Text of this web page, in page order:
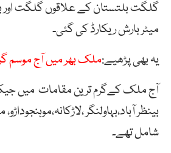
میٹر بارش ریکارڈ کی گئی۔
یہ بھی پڑھیے:ملک بھر میں آج موسم
آج ملک کےگرم ترین مقامات میں
بینظر آباد،بہاولنگر
شامل تھے۔